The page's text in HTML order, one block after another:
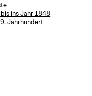
ins Jahr 1848
Jahrhundert